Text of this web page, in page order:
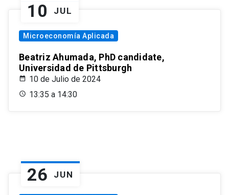
10 JUL
Microeconomía Aplicada
Beatriz Ahumada, PhD candidate,
Universidad de Pittsburgh
10 de Julio de 2024
13:35 a 14:30
26 JUN